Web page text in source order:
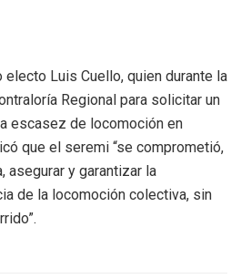
Luis Cuello, quien durante la
Regional para solicitar un
escasez de locomoción en
que el seremi “se comprometió,
asegurar y garantizar la
de la locomoción colectiva, sin